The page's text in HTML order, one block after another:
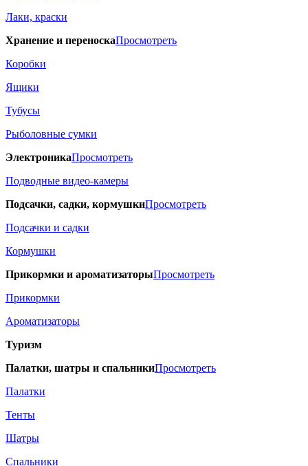
Лаки, краски
Хранение и переноскаПросмотреть
Коробки
Ящики
Тубусы
Рыболовные сумки
ЭлектроникаПросмотреть
Подводные видео-камеры
Подсачки, садки, кормушкиПросмотреть
Подсачки и садки
Кормушки
Прикормки и ароматизаторыПросмотреть
Прикормки
Ароматизаторы
Туризм
Палатки, шатры и спальникиПросмотреть
Палатки
Тенты
Шатры
Спальники